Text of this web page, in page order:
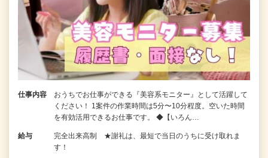
仕事内容
おうちでお仕事ができる『美容系モニター』として活躍して
ください！ 1案件の作業時間は5分〜10分程度。空いた時間
を有効活用できるお仕事です。 ◆【いろん…
給与
完全出来高制 ★謝礼は、最短で当日のうちに受け取れま
す！